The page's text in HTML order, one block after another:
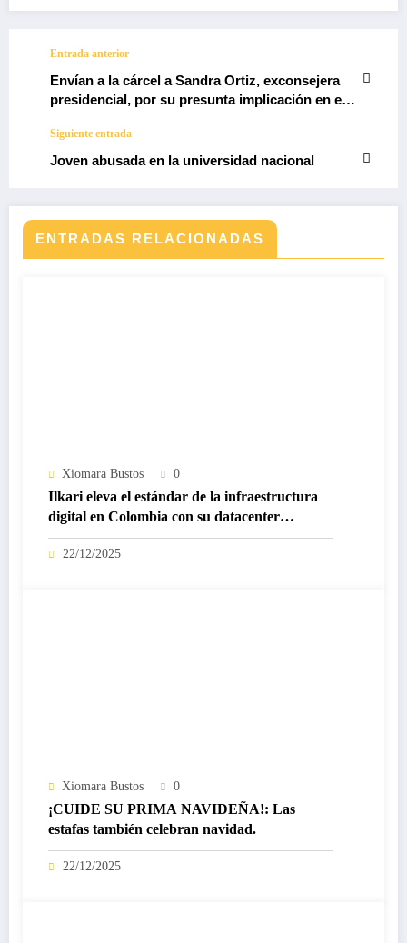
Entrada anterior
Envían a la cárcel a Sandra Ortiz, exconsejera
presidencial, por su presunta implicación en el
Siguiente entrada
Joven abusada en la universidad nacional
ENTRADAS RELACIONADAS
Xiomara Bustos 0
Ilkari eleva el estándar de la infraestructura
digital en Colombia con su datacenter
certificado Nivel IV de ICREA
22/12/2025
Xiomara Bustos 0
¡CUIDE SU PRIMA NAVIDEÑA!: Las
estafas también celebran navidad.
22/12/2025